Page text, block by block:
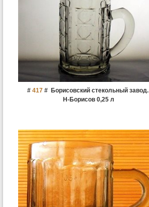
# 417 # Борисовский стекольный завод.
Н-Борисов 0,25 л